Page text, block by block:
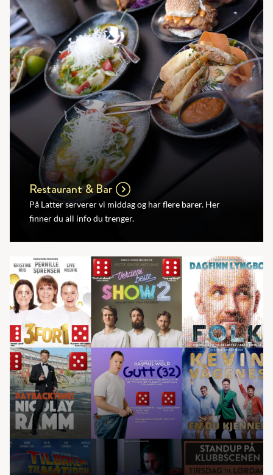
Restaurant & Bar
På Latter serverer vi middag og har flere barer. Her
finner du all info du trenger.